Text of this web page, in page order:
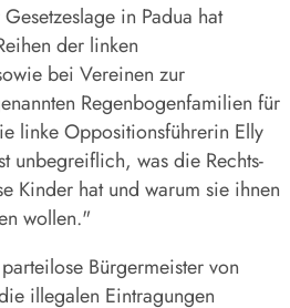
in Padua hat
der linken
bei Vereinen zur
Regenbogenfamilien für
linke Oppositionsführerin Elly
unbegreiflich, was die Rechts-
Kinder hat und warum sie ihnen
wollen."
Bürgermeister von
illegalen Eintragungen